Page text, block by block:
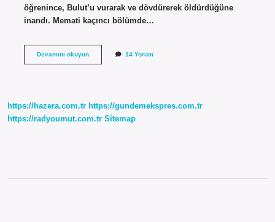
öğrenince, Bulut’u vurarak ve dövdürerek öldürdüğüne
inandı. Memati kaçıncı bölümde…
Devamını okuyunKurtlar
Öldürdü
14 Yorum
https://hazera.com.tr https://gundemekspres.com.tr
https://radyoumut.com.tr Sitemap